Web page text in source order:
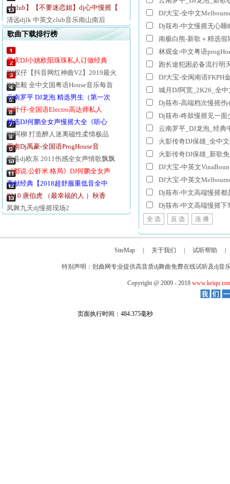
【club】【不要迷恋姐】dj心中慢摇【
清远djlk 中英文club音乐南山南后
歌曲下载排行榜
DJ权仔【抖音网红神曲V2】2019最火
DJ老毅 全中文国粤语House音乐每首
Dj叶仔-全国语Electro高达师私人
思南Dj禹豪-全国语ProgHouse音
藤县dj欧东 2011伤感全女声情歌飘飘
2010 唐伯虎 （最幸福的人 ）秋香
凤舞九天dj慢摇现场2
DJ大宝-全中文
林观金-中文粤语
城月DJ阿宽_2K26_全
Dj筱布-咚鼓慢摇见一面
云南罗平_DJ龙泡_经典
火影传奇DJ保雄_全中
DJ大宝-中英文
DJ大宝-中英文
全 选 反 选 连 播
SiteMap| 关于我们 试听帮助
特别声明： 尅曲网专业提供高音质dj舞曲免费在线试听及dj音
Copyright @ 2009 - 2018
页面执行时间：484.375毫秒